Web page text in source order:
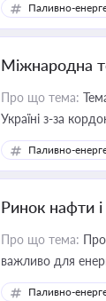
Паливно-
Міжнародна
Про що тема:
Україні з-за
Паливно-
Ринок нафти і
Про що тема:
важливо для
Паливно-